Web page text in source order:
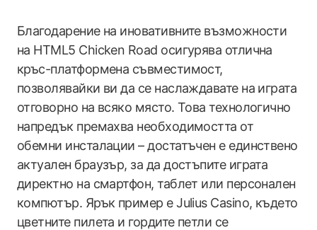
Благодарение на иновативните възможности
на HTML5 Chicken Road осигурява отлична
кръс-платформена съвместимост,
позволявайки ви да се наслаждавате на играта
отговорно на всяко място. Това технологично
напредък премахва необходимостта от
обемни инсталации – достатъчен е единствено
актуален браузър, за да достъпите играта
директно на смартфон, таблет или персонален
компютър. Ярък пример е Julius Casino, където
цветните пилета и гордите петли се